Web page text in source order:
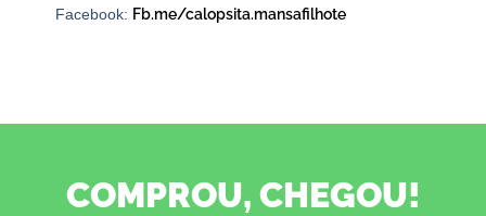
Facebook: Fb.me/calopsita.mansafilhote
COMPROU, CHEGOU!